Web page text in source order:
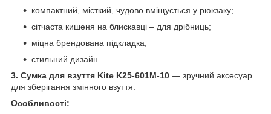
компактний, місткий, чудово вміщується у рюкзаку;
сітчаста кишеня на блискавці – для дрібниць;
міцна брендована підкладка;
стильний дизайн.
3. Сумка для взуття Kite K25-601M-10 — зручний аксесуар
для зберігання змінного взуття.
Особливості: